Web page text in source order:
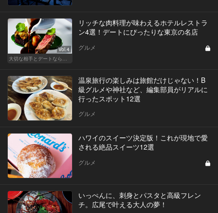
Vol.4
大切な相手とデートなら、ホテルのホスピタリティを味わえるリッチなデート
リッチな肉料理が味わえるホテルレストラ
ン4選！デートにぴったりな東京の名店
グルメ
温泉旅行の楽しみは旅館だけじゃない！B
級グルメや神社など、編集部員がリアルに
行ったスポット12選
グルメ
ハワイのスイーツ決定版！これが現地で愛
される絶品スイーツ12選
グルメ
いっぺんに、刺身とパスタと高級フレン
チ。広尾で叶える大人の夢！